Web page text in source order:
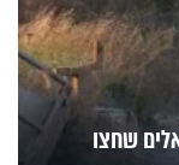
שחצו